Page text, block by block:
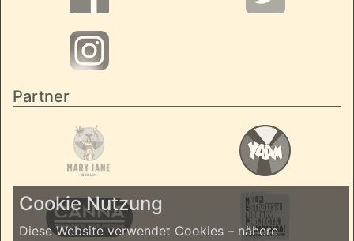
Partner
Cookie Nutzung
Diese Website verwendet Cookies – nähere